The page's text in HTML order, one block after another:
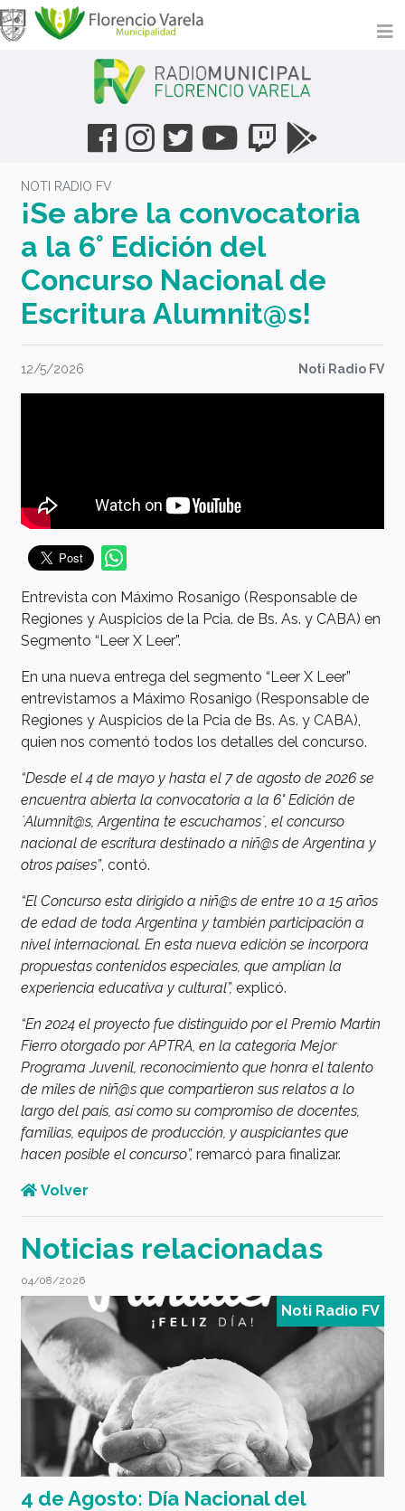
NOTI RADIO FV
¡Se abre la convocatoria
a la 6° Edición del
Concurso Nacional de
Escritura Alumnit@s!
12/5/2026 Noti Radio FV
Entrevista con Máximo Rosanigo (Responsable de
Regiones y Auspicios de la Pcia. de Bs. As. y CABA) en
Segmento “Leer X Leer”.
En una nueva entrega del segmento “Leer X Leer”
entrevistamos a Máximo Rosanigo (Responsable de
Regiones y Auspicios de la Pcia de Bs. As. y CABA),
quien nos comentó todos los detalles del concurso.
“Desde el 4 de mayo y hasta el 7 de agosto de 2026 se
encuentra abierta la convocatoria a la 6° Edición de
´Alumnit@s, Argentina te escuchamos´, el concurso
nacional de escritura destinado a niñ@s de Argentina y
otros países”, contó.
“El Concurso esta dirigido a niñ@s de entre 10 a 15 años
de edad de toda Argentina y también participación a
nivel internacional. En esta nueva edición se incorpora
propuestas contenidos especiales, que amplían la
experiencia educativa y cultural”, explicó.
“En 2024 el proyecto fue distinguido por el Premio Martín
Fierro otorgado por APTRA, en la categoría Mejor
Programa Juvenil, reconocimiento que honra el talento
de miles de niñ@s que compartieron sus relatos a lo
largo del país, así como su compromiso de docentes,
familias, equipos de producción, y auspiciantes que
hacen posible el concurso”, remarcó para finalizar.
Volver
Noticias relacionadas
04/08/2026
Noti Radio FV
4 de Agosto: Día Nacional del